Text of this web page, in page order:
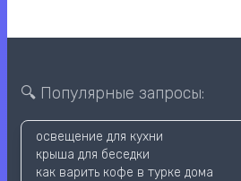
🔍 Популярные запросы:
освещение для кухни
крыша для беседки
как варить кофе в турке дома